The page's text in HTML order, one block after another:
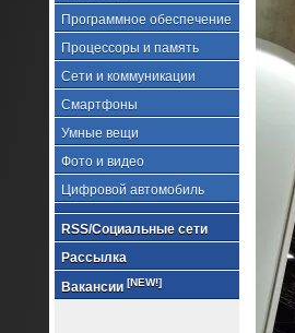
Программное обеспечение
Процессоры и память
Сети и коммуникации
Смартфоны
Умные вещи
Фото и видео
Цифровой автомобиль
RSS/Социальные сети
Рассылка
Вакансии [NEW!]